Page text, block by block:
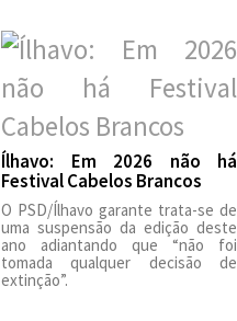
Ílhavo: Em 2026 não há
Festival Cabelos Brancos
O PSD/Ílhavo garante trata-se de
uma suspensão da edição deste
ano adiantando que “não foi
tomada qualquer decisão de
extinção”.